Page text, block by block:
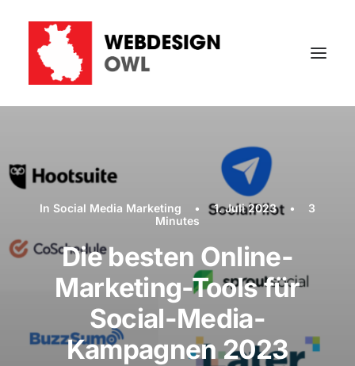
InSocial Media Marketing • 1. Juli 2023 •
3
Minutes
Die besten Online-
Marketing-Tools für
Social-Media-
Kampagnen 2023